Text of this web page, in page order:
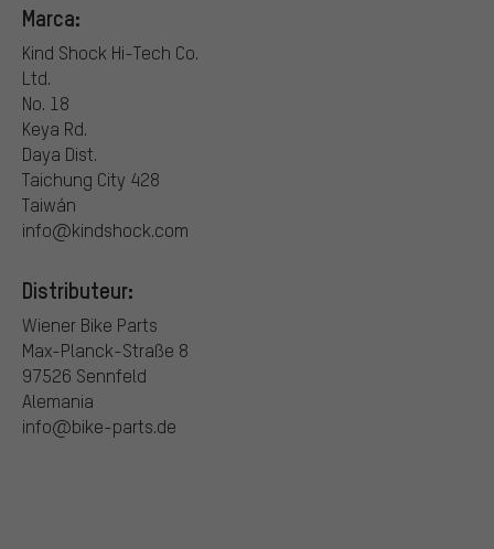
Marca:
Kind Shock Hi-Tech Co.
Ltd.
No. 18
Keya Rd.
Daya Dist.
Taichung City 428
Taiwán
info@kindshock.com
Distributeur:
Wiener Bike Parts
Max-Planck-Straße 8
97526 Sennfeld
Alemania
info@bike-parts.de